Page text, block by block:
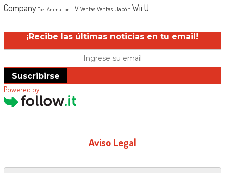
Company Toei Animation TV Ventas Ventas Japón Wii U
¡Recibe las últimas noticias en tu email!
Suscribirse
Powered by
Aviso Legal